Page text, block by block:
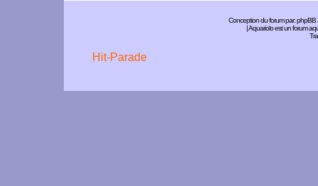
Conception du forum par:phpBB
| Aquariolo est un forum